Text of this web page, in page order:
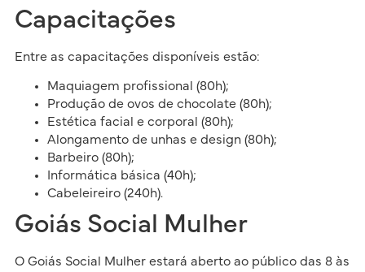
Capacitações
Entre as capacitações disponíveis estão:
Maquiagem profissional (80h);
Produção de ovos de chocolate (80h);
Estética facial e corporal (80h);
Alongamento de unhas e design (80h);
Barbeiro (80h);
Informática básica (40h);
Cabeleireiro (240h).
Goiás Social Mulher
O Goiás Social Mulher estará aberto ao público das 8 às